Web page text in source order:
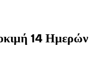
14 Ημερών